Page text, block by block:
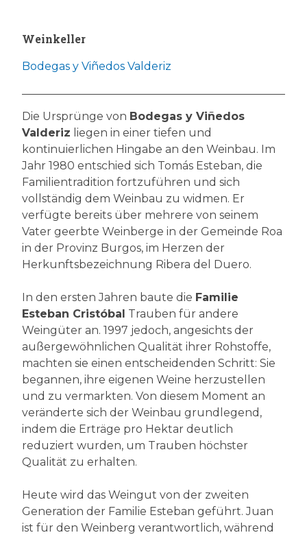
Weinkeller
Bodegas y Viñedos Valderiz
Die Ursprünge von Bodegas y Viñedos
Valderiz liegen in einer tiefen und
kontinuierlichen Hingabe an den Weinbau. Im
Jahr 1980 entschied sich Tomás Esteban, die
Familientradition fortzuführen und sich
vollständig dem Weinbau zu widmen. Er
verfügte bereits über mehrere von seinem
Vater geerbte Weinberge in der Gemeinde Roa
in der Provinz Burgos, im Herzen der
Herkunftsbezeichnung Ribera del Duero.
In den ersten Jahren baute die Familie
Esteban Cristóbal Trauben für andere
Weingüter an. 1997 jedoch, angesichts der
außergewöhnlichen Qualität ihrer Rohstoffe,
machten sie einen entscheidenden Schritt: Sie
begannen, ihre eigenen Weine herzustellen
und zu vermarkten. Von diesem Moment an
veränderte sich der Weinbau grundlegend,
indem die Erträge pro Hektar deutlich
reduziert wurden, um Trauben höchster
Qualität zu erhalten.
Heute wird das Weingut von der zweiten
Generation der Familie Esteban geführt. Juan
ist für den Weinberg verantwortlich, während